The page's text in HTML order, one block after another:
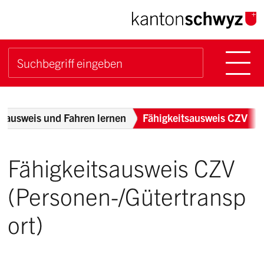
Navigieren im Kanton
Schnellnavigation
Suchbegriff
Breadcrumb
und Fahren lernen Fähigkeitsausweis CZV
Fähigkeitsausweis CZV
(Personen-/Gütertransp
ort)